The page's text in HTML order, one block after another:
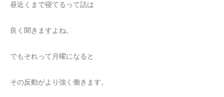
昼近くまで寝てるって話は
良く聞きますよね。
でもそれって月曜になると
その反動がより強く働きます。